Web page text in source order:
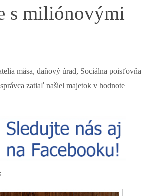
s miliónovými
mäsa, daňový úrad, Sociálna poisťovňa
zatiaľ našiel majetok v hodnote